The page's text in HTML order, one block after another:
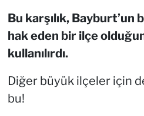
Bu karşılık, Bayburt’un
hak eden bir ilçe
kullanılırdı.
Diğer büyük ilçeler için
bu!